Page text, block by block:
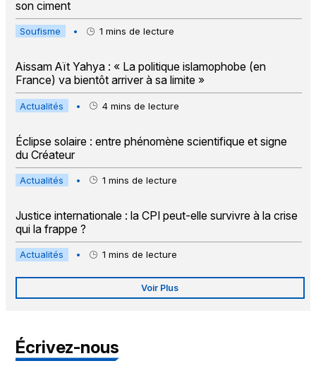
son ciment
Soufisme • 1 mins de lecture
Aissam Aït Yahya : « La politique islamophobe (en
France) va bientôt arriver à sa limite »
Actualités • 4 mins de lecture
Éclipse solaire : entre phénomène scientifique et signe
du Créateur
Actualités • 1 mins de lecture
Justice internationale : la CPI peut-elle survivre à la crise
qui la frappe ?
Actualités • 1 mins de lecture
Voir Plus
Écrivez-nous